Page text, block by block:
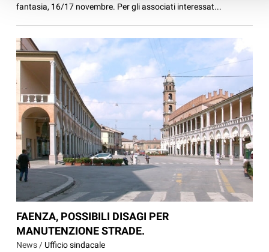
fantasia, 16/17 novembre. Per gli associati interessat...
FAENZA, POSSIBILI DISAGI PER
MANUTENZIONE STRADE.
News / Ufficio sindacale